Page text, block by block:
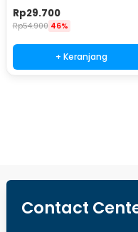
Rp29.700
Rp54.900 46%
+ Keranjang
Contact